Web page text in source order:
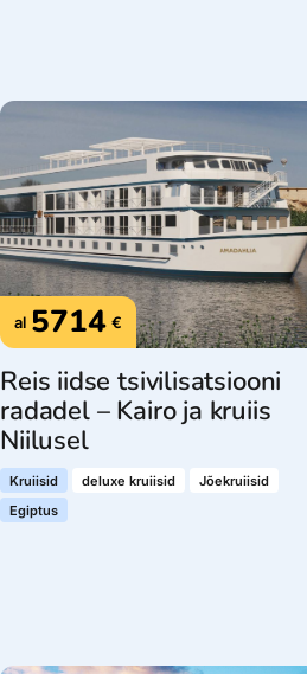
al 5714 €
Reis iidse tsivilisatsiooni
radadel – Kairo ja kruiis
Niilusel
Kruiisid deluxe kruiisid
Jõekruiisid
Egiptus